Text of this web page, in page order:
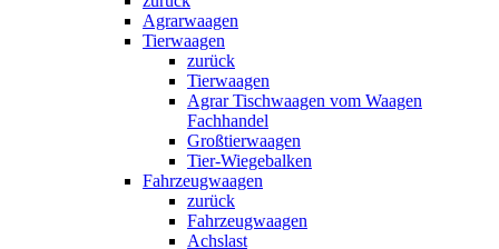
Agrarwaagen
Tierwaagen
zurück
Tierwaagen
Agrar Tischwaagen vom Waagen
Fachhandel
Großtierwaagen
Tier-Wiegebalken
Fahrzeugwaagen
zurück
Fahrzeugwaagen
Achslast